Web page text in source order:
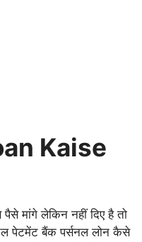
Kaise
मांगे लेकिन नहीं दिए है तो
पेटमेंट बैंक पर्सनल लोन कैसे